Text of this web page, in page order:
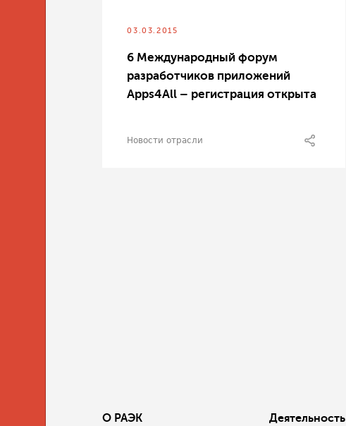
03.03.2015
6 Международный форум
разработчиков приложений
Apps4All – регистрация открыта
Новости отрасли
О РАЭК Деятельность